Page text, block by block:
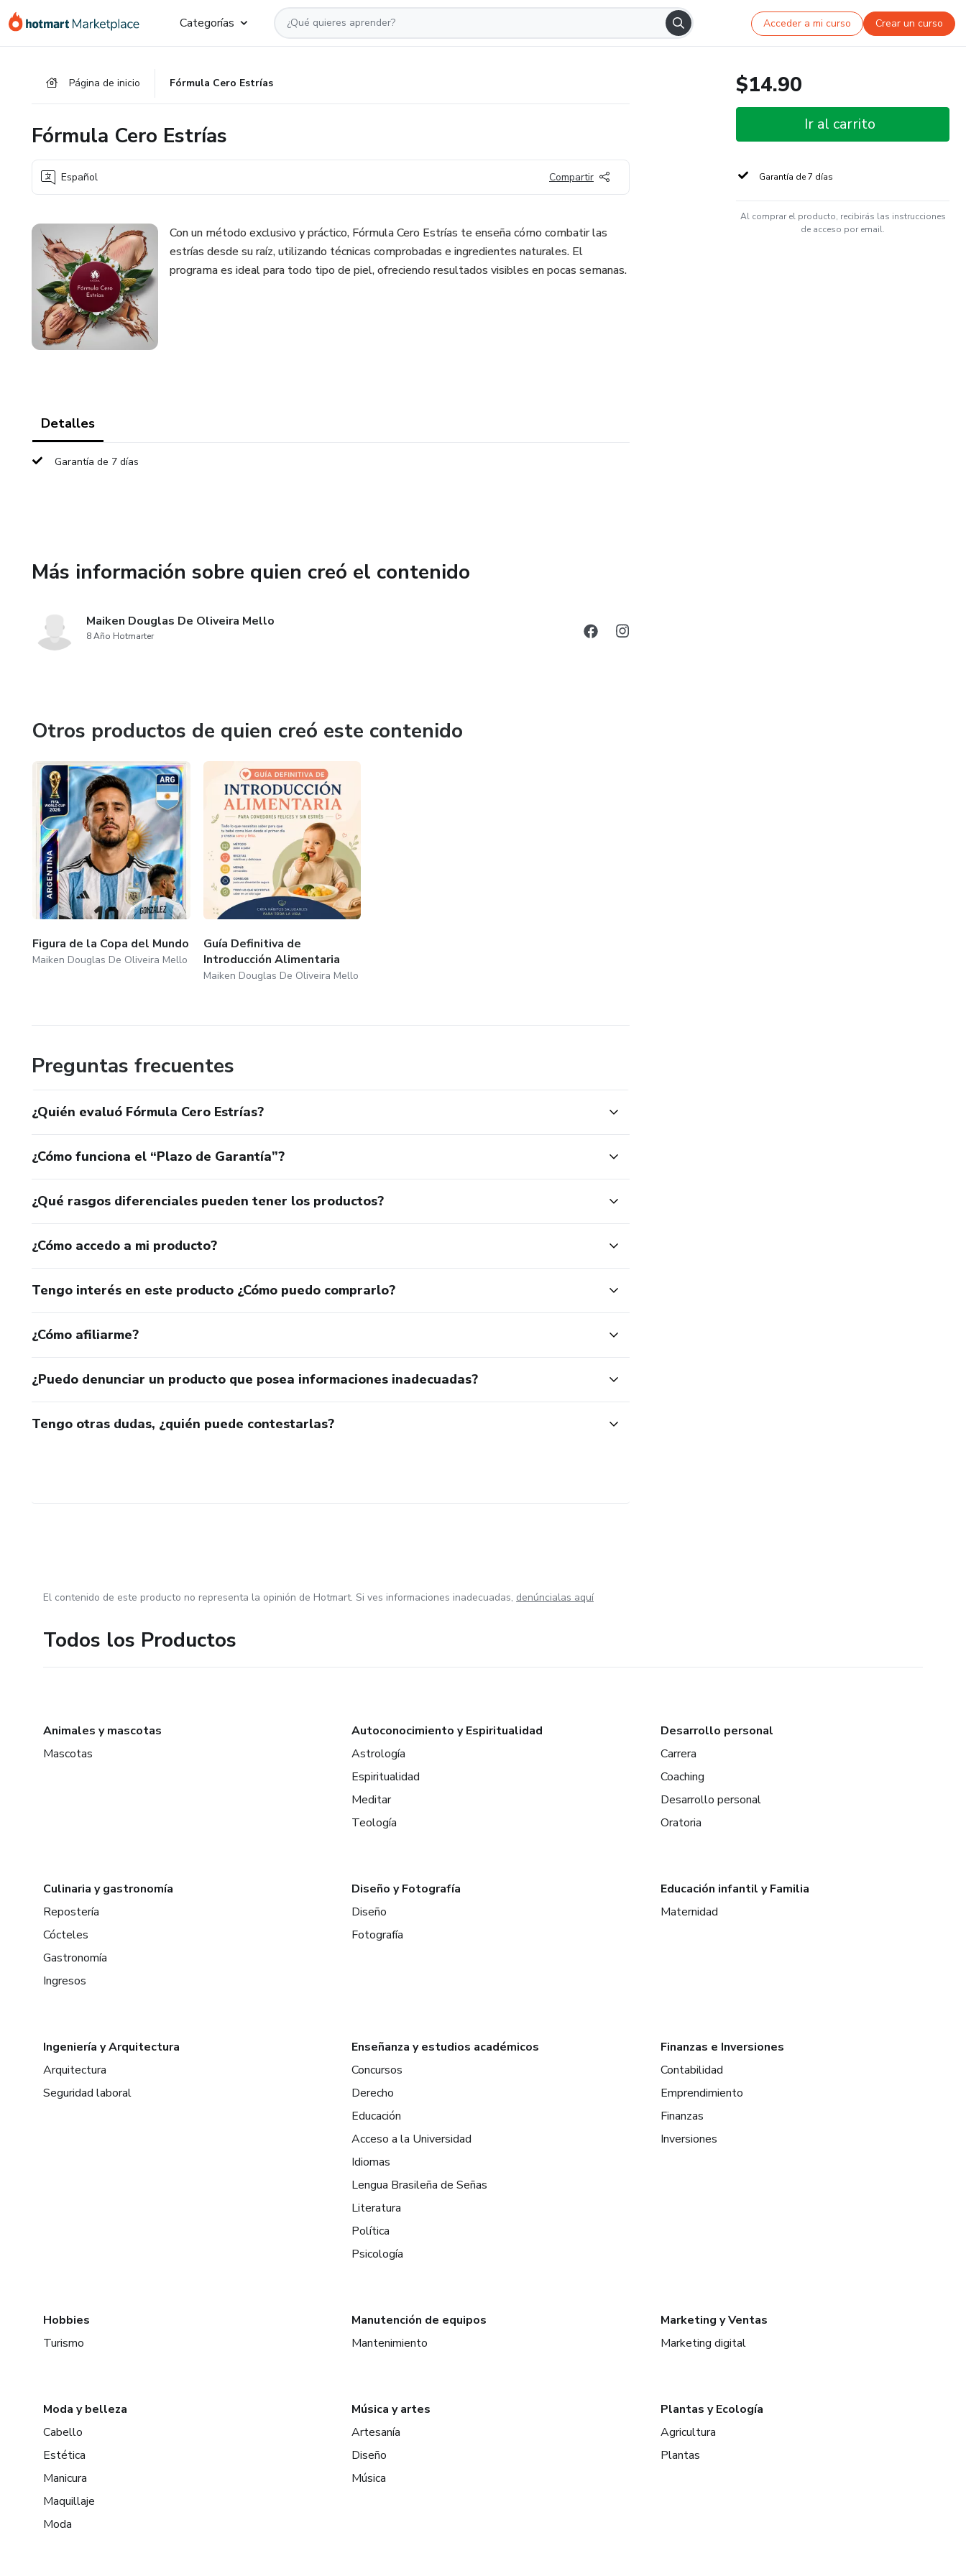
Categorías Acceder a mi curso Crear un curso
Página de inicio Fórmula Cero Estrías
Fórmula Cero Estrías
Español Compartir
Con un método exclusivo y práctico, Fórmula Cero Estrías te enseña cómo combatir las
estrías desde su raíz, utilizando técnicas comprobadas e ingredientes naturales. El
programa es ideal para todo tipo de piel, ofreciendo resultados visibles en pocas semanas.
Detalles
Garantía de 7 días
Más información sobre quien creó el contenido
Maiken Douglas De Oliveira Mello
8 Año Hotmarter
Otros productos de quien creó este contenido
Figura de la Copa del Mundo
Maiken Douglas De Oliveira Mello
Guía Definitiva de
Introducción Alimentaria
Maiken Douglas De Oliveira Mello
Preguntas frecuentes
¿Quién evaluó Fórmula Cero Estrías?
¿Cómo funciona el “Plazo de Garantía”?
¿Qué rasgos diferenciales pueden tener los productos?
¿Cómo accedo a mi producto?
Tengo interés en este producto ¿Cómo puedo comprarlo?
¿Cómo afiliarme?
¿Puedo denunciar un producto que posea informaciones inadecuadas?
Tengo otras dudas, ¿quién puede contestarlas?
$14.90
Ir al carrito
Garantía de 7 días
Al comprar el producto, recibirás las instrucciones
de acceso por email.
El contenido de este producto no representa la opinión de Hotmart. Si ves informaciones inadecuadas, denúncialas aquí
Todos los Productos
Animales y mascotas
Mascotas
Autoconocimiento y Espiritualidad
Astrología
Espiritualidad
Meditar
Teología
Desarrollo personal
Carrera
Coaching
Desarrollo personal
Oratoria
Culinaria y gastronomía
Repostería
Cócteles
Gastronomía
Ingresos
Diseño y Fotografía
Diseño
Fotografía
Educación infantil y Familia
Maternidad
Ingeniería y Arquitectura
Arquitectura
Seguridad laboral
Enseñanza y estudios académicos
Concursos
Derecho
Educación
Acceso a la Universidad
Idiomas
Lengua Brasileña de Señas
Literatura
Política
Psicología
Finanzas e Inversiones
Contabilidad
Emprendimiento
Finanzas
Inversiones
Hobbies
Turismo
Manutención de equipos
Mantenimiento
Marketing y Ventas
Marketing digital
Moda y belleza
Cabello
Estética
Manicura
Maquillaje
Moda
Música y artes
Artesanía
Diseño
Música
Plantas y Ecología
Agricultura
Plantas